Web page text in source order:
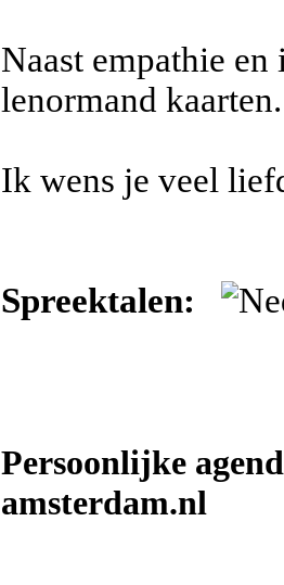
Naast empathie
lenormand kaarten.
Ik wens je veel
Spreektalen:
Persoonlijke
amsterdam.nl